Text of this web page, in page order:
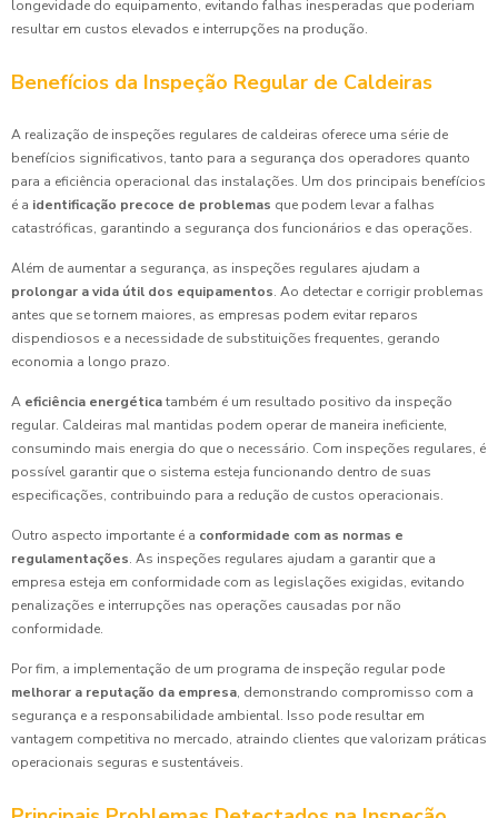
longevidade do equipamento, evitando falhas inesperadas que poderiam
resultar em custos elevados e interrupções na produção.
Benefícios da Inspeção Regular de Caldeiras
A realização de inspeções regulares de caldeiras oferece uma série de
benefícios significativos, tanto para a segurança dos operadores quanto
para a eficiência operacional das instalações. Um dos principais benefícios
é a identificação precoce de problemas que podem levar a falhas
catastróficas, garantindo a segurança dos funcionários e das operações.
Além de aumentar a segurança, as inspeções regulares ajudam a
prolongar a vida útil dos equipamentos. Ao detectar e corrigir problemas
antes que se tornem maiores, as empresas podem evitar reparos
dispendiosos e a necessidade de substituições frequentes, gerando
economia a longo prazo.
A eficiência energéticatambém é um resultado positivo da inspeção
regular. Caldeiras mal mantidas podem operar de maneira ineficiente,
consumindo mais energia do que o necessário. Com inspeções regulares, é
possível garantir que o sistema esteja funcionando dentro de suas
especificações, contribuindo para a redução de custos operacionais.
Outro aspecto importante é a conformidade com as normas e
regulamentações. As inspeções regulares ajudam a garantir que a
empresa esteja em conformidade com as legislações exigidas, evitando
penalizações e interrupções nas operações causadas por não
conformidade.
Por fim, a implementação de um programa de inspeção regular pode
melhorar a reputação da empresa, demonstrando compromisso com a
segurança e a responsabilidade ambiental. Isso pode resultar em
vantagem competitiva no mercado, atraindo clientes que valorizam práticas
operacionais seguras e sustentáveis.